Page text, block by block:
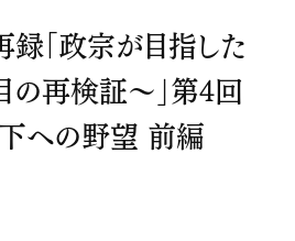
録「政宗が目指した
の再検証～」第4回
への野望 前編